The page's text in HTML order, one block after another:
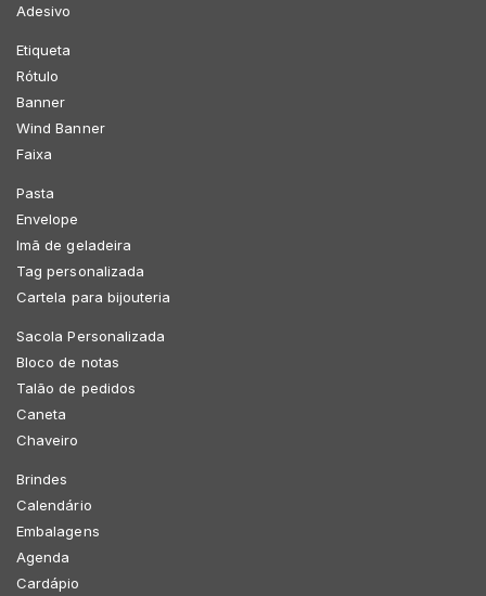
Adesivo
Etiqueta
Rótulo
Banner
Wind Banner
Faixa
Pasta
Envelope
Imã de geladeira
Tag personalizada
Cartela para bijouteria
Sacola Personalizada
Bloco de notas
Talão de pedidos
Caneta
Chaveiro
Brindes
Calendário
Embalagens
Agenda
Cardápio